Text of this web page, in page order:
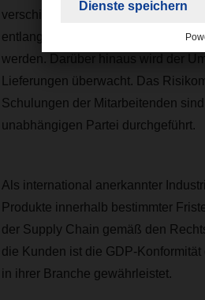
verschiedener Qualitätsaspekte
entlang der gesamten Lieferkette.
werden. Darüber hinaus wird der
Lieferungen überwacht. Das
Schulungen der Mitarbeitenden
unabhängigen Partei durchgeführt.
Als international anerkannter
Produkte innerhalb bestimmter
der Supply Chain gemäß den
die Kunden ist die GDP-
in ihrer Branche gewährleistet.